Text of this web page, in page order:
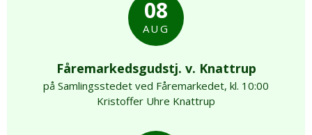
08
AUG
Fåremarkedsgudstj. v. Knattrup
på Samlingsstedet ved Fåremarkedet, kl. 10:00
Kristoffer Uhre Knattrup